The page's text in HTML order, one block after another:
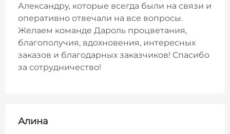
Александру, которые всегда были на связи и
оперативно отвечали на все вопросы.
Желаем команде Дароль процветания,
благополучия, вдохновения, интересных
заказов и благодарных заказчиков! Спасибо
за сотрудничество!
Алина